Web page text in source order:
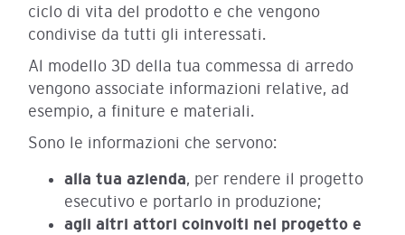
ciclo di vita del prodotto e che vengono
condivise da tutti gli interessati.
Al modello 3D della tua commessa di arredo
vengono associate informazioni relative, ad
esempio, afiniture e materiali.
Sono le informazioni che servono:
alla tua azienda, per rendere il progetto
esecutivo e portarlo in produzione;
agli altri attori coinvolti nel progetto e